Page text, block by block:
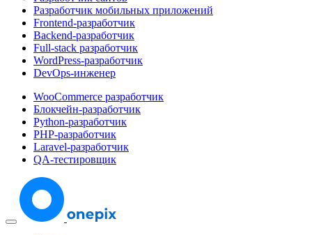
Разработчик мобильных приложений
Frontend-разработчик
Backend-разработчик
Full-stack разработчик
WordPress-разработчик
DevOps-инженер
WooCommerce разработчик
Блокчейн-разработчик
Python-разработчик
PHP-разработчик
Laravel-разработчик
QA-тестировщик